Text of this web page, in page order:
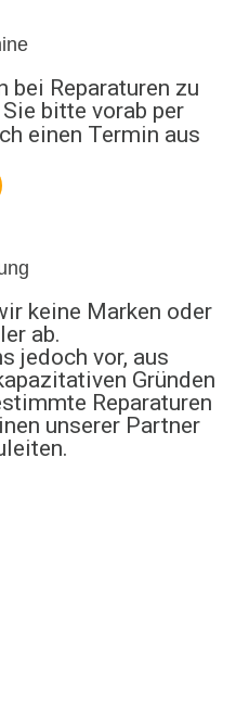
bei Reparaturen zu
bitte vorab per
einen Termin aus
keine Marken oder
ab.
jedoch vor, aus
Gründen
Reparaturen
unserer Partner